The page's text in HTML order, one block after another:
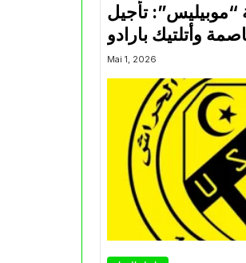
“موبيليس”: تأجيل
وأتلتيك بارادو
Mai 1, 2026